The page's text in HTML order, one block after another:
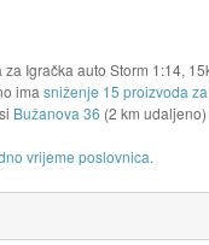
Igračka auto Storm 1:14,
ima sniženje 15 proizvoda
Bužanova 36 (2 km
vrijeme poslovnica.